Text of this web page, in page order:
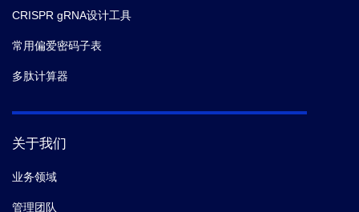
CRISPR gRNA设计工具
常用偏爱密码子表
多肽计算器
关于我们
业务领域
管理团队